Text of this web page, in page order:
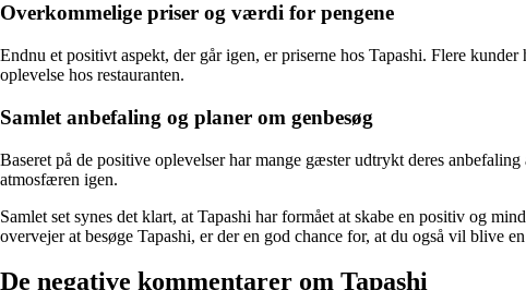
Overkommelige priser og værdi for pengene
Endnu et positivt aspekt, der går igen, er priserne hos Tapashi. Flere
oplevelse hos restauranten.
Samlet anbefaling og planer om genbesøg
Baseret på de positive oplevelser har mange gæster udtrykt deres
atmosfæren igen.
Samlet set synes det klart, at Tapashi har formået at skabe en positiv og
overvejer at besøge Tapashi, er der en god chance for, at du også vil blive
De negative kommentarer om Tapashi